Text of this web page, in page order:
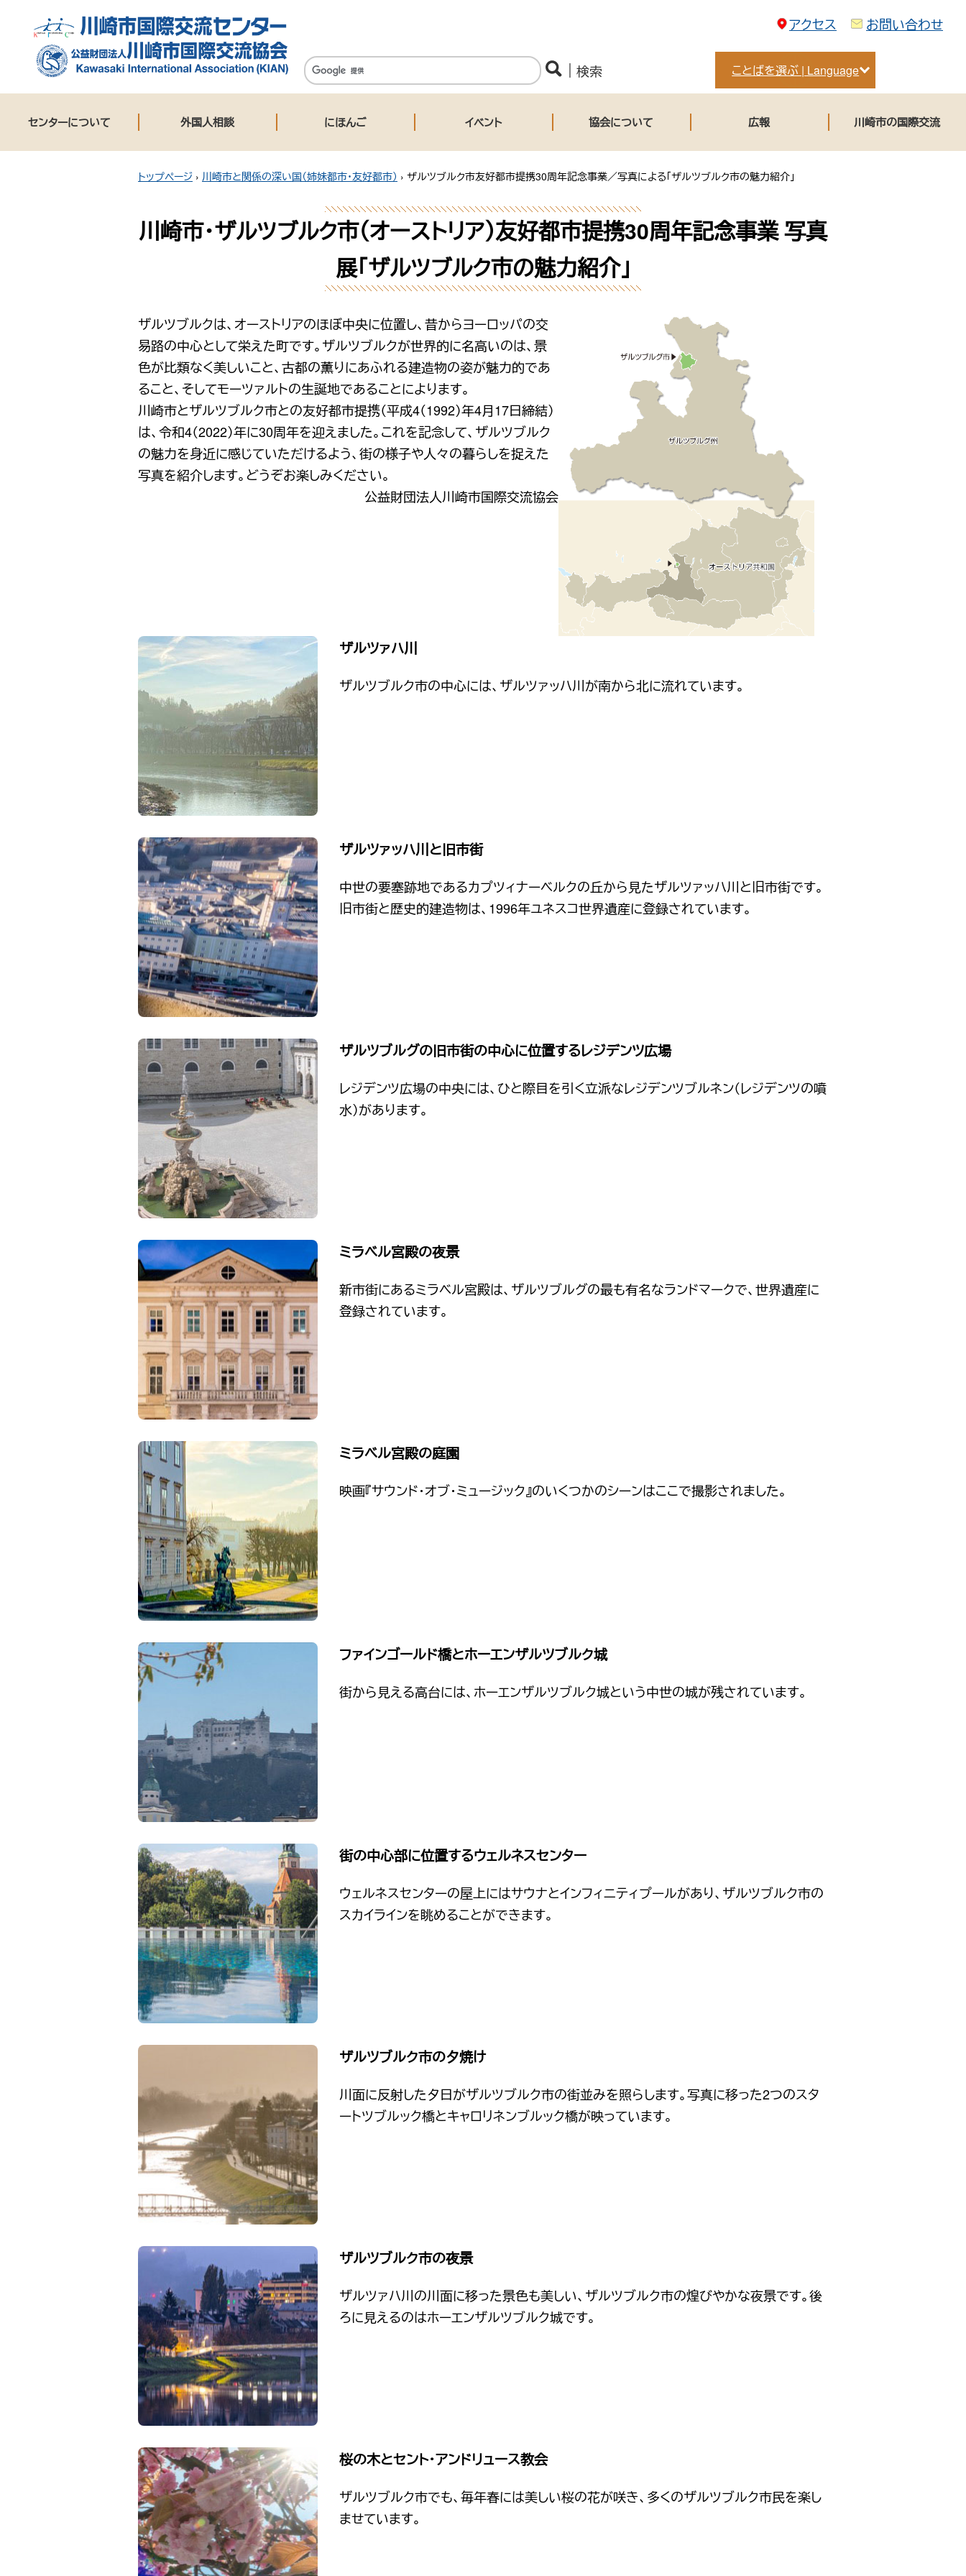
アクセス
お問い合わせ
ことばを選ぶ | Language
センターについて 外国人相談 にほんご イベント 協会について 広報 川崎市の国際交流
トップページ › 川崎市と関係の深い国（姉妹都市・友好都市） › ザルツブルク市友好都市提携30周年記念事業／写真による「ザルツブルク市の魅力紹介」
川崎市・ザルツブルク市（オーストリア）友好都市提携30周年記念事業 写真
展「ザルツブルク市の魅力紹介」
ザルツブルクは、オーストリアのほぼ中央に位置し、昔からヨーロッパの交
易路の中心として栄えた町です。ザルツブルクが世界的に名高いのは、景
色が比類なく美しいこと、古都の薫りにあふれる建造物の姿が魅力的であ
ること、そしてモーツァルトの生誕地であることによります。
川崎市とザルツブルク市との友好都市提携（平成4（1992）年4月17日締結）
は、令和4（2022）年に30周年を迎えました。これを記念して、ザルツブルク
の魅力を身近に感じていただけるよう、街の様子や人々の暮らしを捉えた
写真を紹介します。どうぞお楽しみください。
公益財団法人川崎市国際交流協会
ザルツァハ川
ザルツブルク市の中心には、ザルツァッハ川が南から北に流れています。
ザルツァッハ川と旧市街
中世の要塞跡地であるカプツィナーベルクの丘から見たザルツァッハ川と旧市街です。
旧市街と歴史的建造物は、1996年ユネスコ世界遺産に登録されています。
ザルツブルグの旧市街の中心に位置するレジデンツ広場
レジデンツ広場の中央には、ひと際目を引く立派なレジデンツブルネン（レジデンツの噴
水）があります。
ミラベル宮殿の夜景
新市街にあるミラベル宮殿は、ザルツブルグの最も有名なランドマークで、世界遺産に
登録されています。
ミラベル宮殿の庭園
映画『サウンド・オブ・ミュージック』のいくつかのシーンはここで撮影されました。
ファインゴールド橋とホーエンザルツブルク城
街から見える高台には、ホーエンザルツブルク城という中世の城が残されています。
街の中心部に位置するウェルネスセンター
ウェルネスセンターの屋上にはサウナとインフィニティプールがあり、ザルツブルク市の
スカイラインを眺めることができます。
ザルツブルク市の夕焼け
川面に反射した夕日がザルツブルク市の街並みを照らします。写真に移った2つのスタ
ートツブルック橋とキャロリネンブルック橋が映っています。
ザルツブルク市の夜景
ザルツァハ川の川面に移った景色も美しい、ザルツブルク市の煌びやかな夜景です。後
ろに見えるのはホーエンザルツブルク城です。
桜の木とセント・アンドリュース教会
ザルツブルク市でも、毎年春には美しい桜の花が咲き、多くのザルツブルク市民を楽し
ませています。